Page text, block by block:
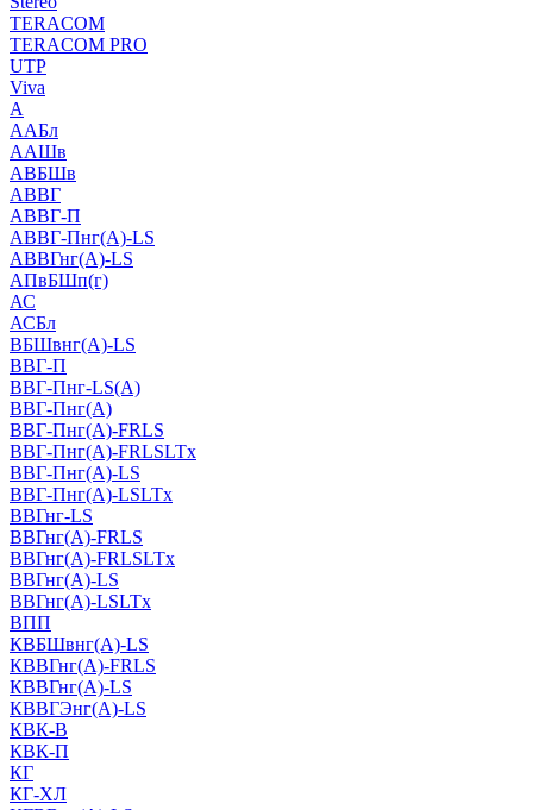
TERACOM
TERACOM PRO
UTP
Viva
А
ААБл
ААШв
АВБШв
АВВГ
АВВГ-П
АВВГ-Пнг(А)-LS
АВВГнг(А)-LS
АПвБШп(г)
АС
АСБл
ВБШвнг(А)-LS
ВВГ-П
ВВГ-Пнг-LS(А)
ВВГ-Пнг(А)
ВВГ-Пнг(А)-FRLS
ВВГ-Пнг(А)-FRLSLTx
ВВГ-Пнг(А)-LS
ВВГ-Пнг(А)-LSLTx
ВВГнг-LS
ВВГнг(А)-FRLS
ВВГнг(А)-FRLSLTx
ВВГнг(А)-LS
ВВГнг(А)-LSLTx
ВПП
КВБШвнг(А)-LS
КВВГнг(А)-FRLS
КВВГнг(А)-LS
КВВГЭнг(А)-LS
КВК-В
КВК-П
КГ
КГ-ХЛ